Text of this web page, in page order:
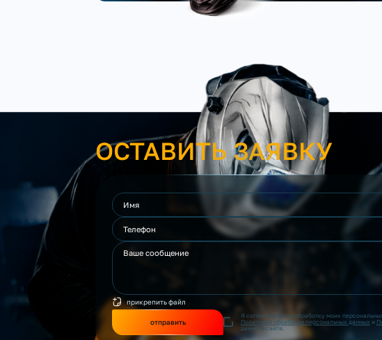
ОСТАВИТЬ ЗАЯВКУ
прикрепить файл
отправить
Я согласен(на) на обработку моих
Политикой обработки персональных данных и
данного сайта.